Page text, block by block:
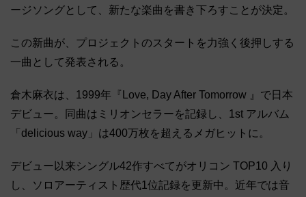
ージソングとして、新たな楽曲を書き下ろすことが決定。
この新曲が、プロジェクトのスタートを力強く後押しする
一曲として発表される。
倉木麻衣は、1999年『Love, Day After Tomorrow 』で日本
デビュー。同曲はミリオンセラーを記録し、1st アルバム
「delicious way」は400万枚を超えるメガヒットに。
デビュー以来シングル42作すべてがオリコン TOP10 入り
し、ソロアーティスト歴代1位記録を更新中。近年では音